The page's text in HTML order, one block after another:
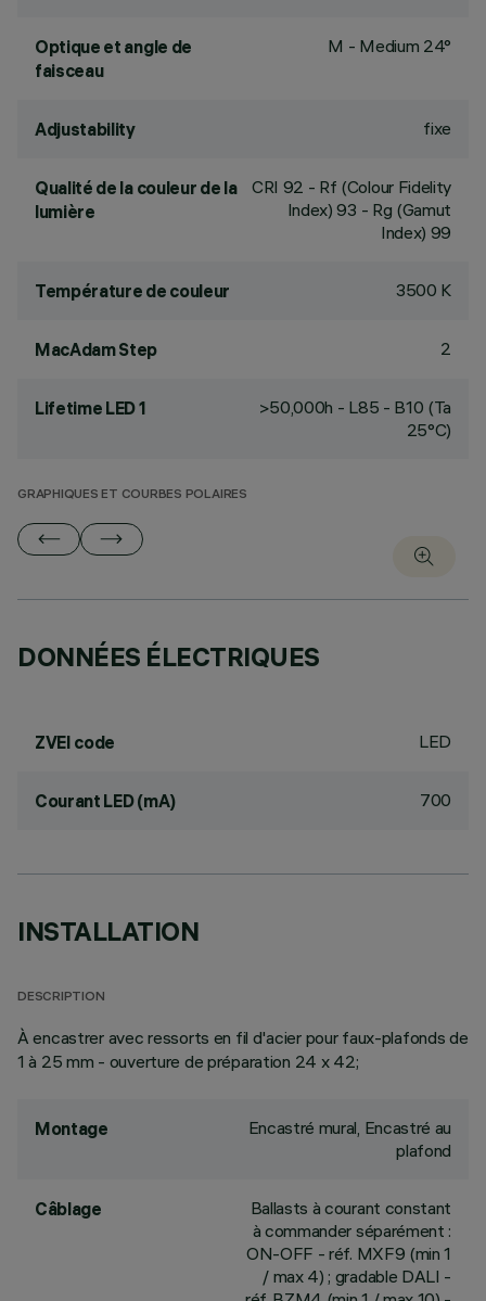
Optique et angle de
faisceau
M - Medium 24°
Adjustability fixe
Qualité de la couleur de la
lumière
CRI 92 - Rf (Colour Fidelity
Index) 93 - Rg (Gamut
Index) 99
Température de couleur 3500 K
MacAdam Step 2
Lifetime LED 1
>50,000h - L85 - B10 (Ta
25°C)
GRAPHIQUES ET COURBES POLAIRES
DONNÉES ÉLECTRIQUES
ZVEI code LED
Courant LED (mA) 700
INSTALLATION
DESCRIPTION
À encastrer avec ressorts en fil d'acier pour faux-plafonds de
1 à 25 mm - ouverture de préparation 24 x 42;
Montage
Encastré mural, Encastré au
plafond
Câblage
Ballasts à courant constant
à commander séparément :
ON-OFF - réf. MXF9 (min 1
/ max 4) ; gradable DALI -